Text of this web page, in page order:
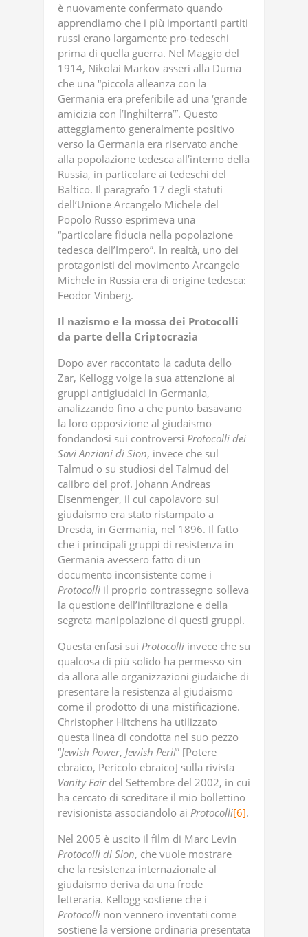
è nuovamente confermato quando
apprendiamo che i più importanti partiti
russi erano largamente pro-tedeschi
prima di quella guerra. Nel Maggio del
1914, Nikolai Markov asserì alla Duma
che una “piccola alleanza con la
Germania era preferibile ad una ‘grande
amicizia con l’Inghilterra’”. Questo
atteggiamento generalmente positivo
verso la Germania era riservato anche
alla popolazione tedesca all’interno della
Russia, in particolare ai tedeschi del
Baltico. Il paragrafo 17 degli statuti
dell’Unione Arcangelo Michele del
Popolo Russo esprimeva una
“particolare fiducia nella popolazione
tedesca dell’Impero”. In realtà, uno dei
protagonisti del movimento Arcangelo
Michele in Russia era di origine tedesca:
Feodor Vinberg.
Il nazismo e la mossa dei Protocolli
da parte della Criptocrazia
Dopo aver raccontato la caduta dello
Zar, Kellogg volge la sua attenzione ai
gruppi antigiudaici in Germania,
analizzando fino a che punto basavano
la loro opposizione al giudaismo
fondandosi sui controversi Protocolli dei
Savi Anziani di Sion, invece che sul
Talmud o su studiosi del Talmud del
calibro del prof. Johann Andreas
Eisenmenger, il cui capolavoro sul
giudaismo era stato ristampato a
Dresda, in Germania, nel 1896. Il fatto
che i principali gruppi di resistenza in
Germania avessero fatto di un
documento inconsistente come i
Protocolli il proprio contrassegno solleva
la questione dell’infiltrazione e della
segreta manipolazione di questi gruppi.
Questa enfasi sui Protocolli invece che su
qualcosa di più solido ha permesso sin
da allora alle organizzazioni giudaiche di
presentare la resistenza al giudaismo
come il prodotto di una mistificazione.
Christopher Hitchens ha utilizzato
questa linea di condotta nel suo pezzo
“Jewish Power, Jewish Peril” [Potere
ebraico, Pericolo ebraico] sulla rivista
Vanity Fairdel Settembre del 2002, in cui
ha cercato di screditare il mio bollettino
revisionista associandolo ai Protocolli[6].
Nel 2005 è uscito il film di Marc Levin
Protocolli di Sion, che vuole mostrare
che la resistenza internazionale al
giudaismo deriva da una frode
letteraria. Kellogg sostiene che i
Protocolli non vennero inventati come
sostiene la versione ordinaria presentata